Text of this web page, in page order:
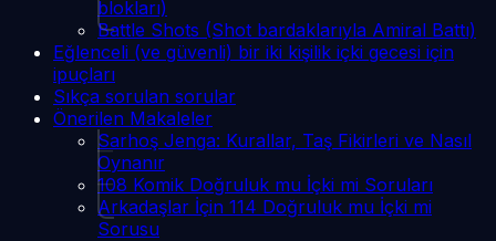
blokları)
Battle Shots (Shot bardaklarıyla Amiral Battı)
Eğlenceli (ve güvenli) bir iki kişilik içki gecesi için
ipuçları
Sıkça sorulan sorular
Önerilen Makaleler
Sarhoş Jenga: Kurallar, Taş Fikirleri ve Nasıl
Oynanır
108 Komik Doğruluk mu İçki mi Soruları
Arkadaşlar İçin 114 Doğruluk mu İçki mi
Sorusu